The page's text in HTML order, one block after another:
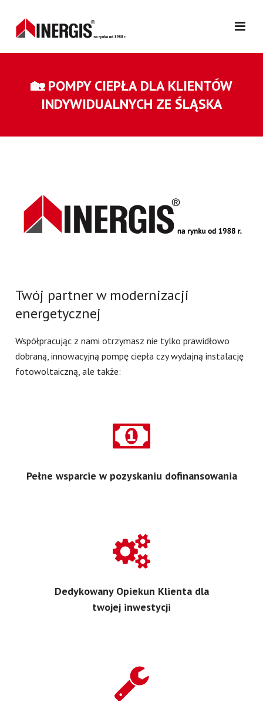
🏡 POMPY CIEPŁA DLA KLIENTÓW
INDYWIDUALNYCH ZE ŚLĄSKA
Twój partner w modernizacji
energetycznej
Współpracując z nami otrzymasz nie tylko prawidłowo
dobraną, innowacyjną pompę ciepła czy wydajną instalację
fotowoltaiczną, ale także:
Pełne wsparcie w pozyskaniu dofinansowania
Dedykowany Opiekun Klienta dla
twojej inwestycji